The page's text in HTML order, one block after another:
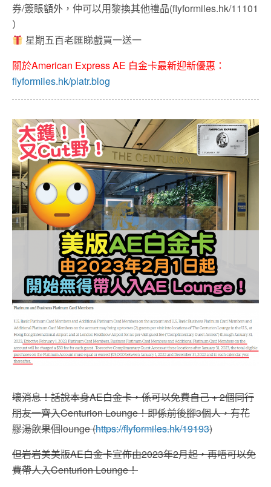
券/簽賬額外，仲可以用黎換其他禮品(flyformiles.hk/11101
）
星期五百老匯睇戲買一送一
關於American Express AE 白金卡最新迎新優惠：
flyformiles.hk/platr.blog
壞消息！話說本身AE白金卡，係可以免費自己 + 2個同行
朋友一齊入Centurion Lounge！即係前後腳3個人，有花
膠湯飲果個lounge (https://flyformiles.hk/19193)
但岩岩美美版AE白金卡宣佈由2023年2月起，再唔可以免
費帶人入Centurion Lounge！